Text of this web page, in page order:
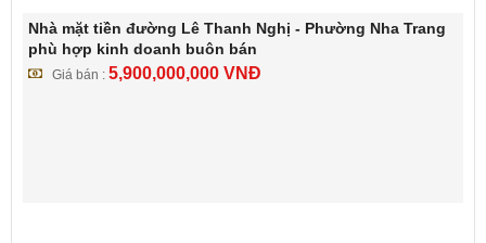
Nhà mặt tiền đường Lê Thanh Nghị - Phường Nha Trang
phù hợp kinh doanh buôn bán
Giá bán : 5,900,000,000 VNĐ